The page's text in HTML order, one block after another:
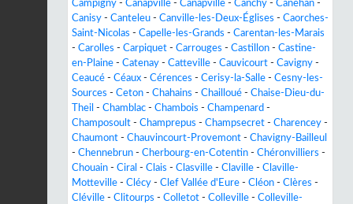
Campigny - Canapville - Canapville - Canchy - Canehan -
Canisy - Canteleu - Canville-les-Deux-Églises - Caorches-
Saint-Nicolas - Capelle-les-Grands - Carentan-les-Marais
- Carolles - Carpiquet - Carrouges - Castillon - Castine-
en-Plaine - Catenay - Catteville - Cauvicourt - Cavigny -
Ceaucé - Céaux - Cérences - Cerisy-la-Salle - Cesny-les-
Sources - Ceton - Chahains - Chailloué - Chaise-Dieu-du-
Theil - Chamblac - Chambois - Champenard -
Champosoult - Champrepus - Champsecret - Charencey -
Chaumont - Chauvincourt-Provemont - Chavigny-Bailleul
- Chennebrun - Cherbourg-en-Cotentin - Chéronvilliers -
Chouain - Ciral - Clais - Clasville - Claville - Claville-
Motteville - Clécy - Clef Vallée d'Eure - Cléon - Clères -
Cléville - Clitourps - Colletot - Colleville - Colleville-